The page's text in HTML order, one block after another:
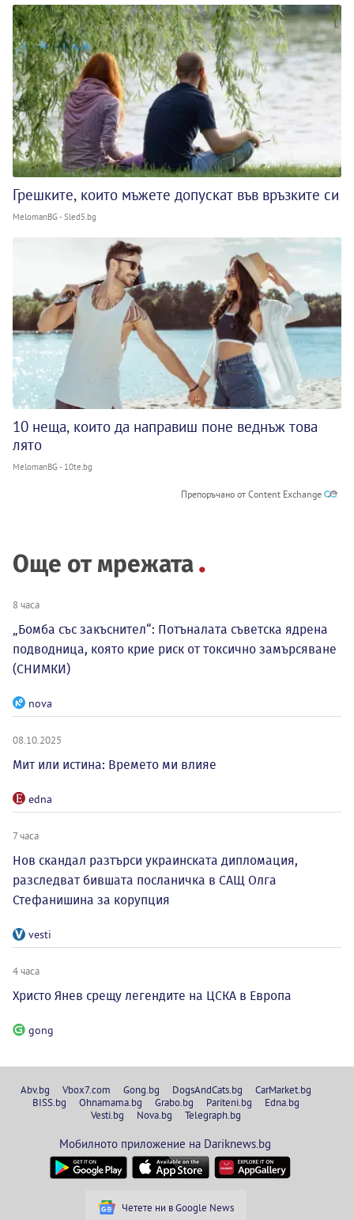
Грешките, които мъжете допускат във връзките си
MelomanBG - Sled5.bg
10 неща, които да направиш поне веднъж това
лято
MelomanBG - 10te.bg
Препоръчано от Content Exchange
Още от мрежата
8 часа
„Бомба със закъснител“: Потъналата съветска ядрена
подводница, която крие риск от токсично замърсяване
(СНИМКИ)
nova
08.10.2025
Мит или истина: Времето ми влияе
edna
7 часа
Нов скандал разтърси украинската дипломация,
разследват бившата посланичка в САЩ Олга
Стефанишина за корупция
vesti
4 часа
Христо Янев срещу легендите на ЦСКА в Европа
gong
Abv.bg Vbox7.com Gong.bg DogsAndCats.bg
CarMarket.bg
BISS.bg
Ohnamama.bg Grabo.bg Pariteni.bg
Edna.bg
Vesti.bg
Nova.bg Telegraph.bg
Мобилното приложение на Dariknews.bg
Четете ни в Google News